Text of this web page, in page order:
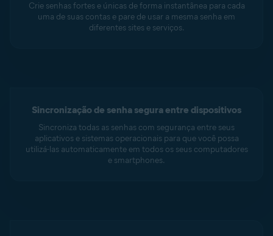
Crie senhas fortes e únicas de forma instantânea para cada
uma de suas contas e pare de usar a mesma senha em
diferentes sites e serviços.
Sincronização de senha segura entre dispositivos
Sincroniza todas as senhas com segurança entre seus
aplicativos e sistemas operacionais para que você possa
utilizá-las automaticamente em todos os seus computadores
e smartphones.